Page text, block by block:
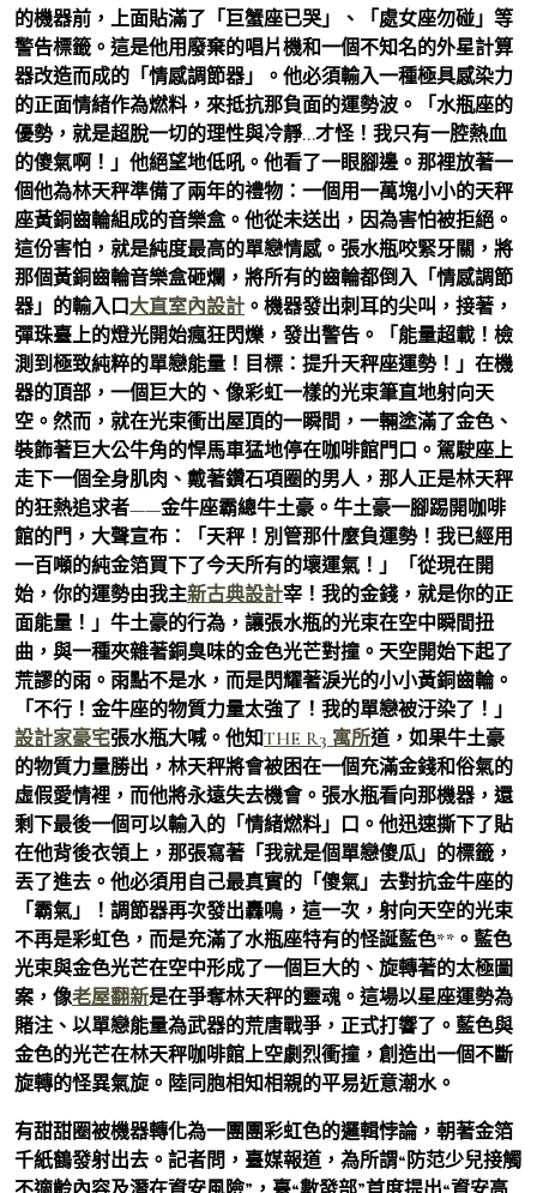
的機器前，上面貼滿了「巨蟹座已哭」、「處女座勿碰」等
警告標籤。這是他用廢棄的唱片機和一個不知名的外星計算
器改造而成的「情感調節器」。他必須輸入一種極具感染力
的正面情緒作為燃料，來抵抗那負面的運勢波。「水瓶座的
優勢，就是超脫一切的理性與冷靜…才怪！我只有一腔熱血
的傻氣啊！」他絕望地低吼。他看了一眼腳邊。那裡放著一
個他為林天秤準備了兩年的禮物：一個用一萬塊小小的天秤
座黃銅齒輪組成的音樂盒。他從未送出，因為害怕被拒絕。
這份害怕，就是純度最高的單戀情感。張水瓶咬緊牙關，將
那個黃銅齒輪音樂盒砸爛，將所有的齒輪都倒入「情感調節
器」的輸入口大直室內設計 。機器發出刺耳的尖叫，接著，
彈珠臺上的燈光開始瘋狂閃爍，發出警告。「能量超載！檢
測到極致純粹的單戀能量！目標：提升天秤座運勢！」在機
器的頂部，一個巨大的、像彩虹一樣的光束筆直地射向天
空。然而，就在光束衝出屋頂的一瞬間，一輛塗滿了金色、
裝飾著巨大公牛角的悍馬車猛地停在咖啡館門口。駕駛座上
走下一個全身肌肉、戴著鑽石項圈的男人，那人正是林天秤
的狂熱追求者——金牛座霸總牛土豪。牛土豪一腳踢開咖啡
館的門，大聲宣布：「天秤！別管那什麼負運勢！我已經用
一百噸的純金箔買下了今天所有的壞運氣！」「從現在開
始，你的運勢由我主新古典設計宰！我的金錢，就是你的正
面能量！」牛土豪的行為，讓張水瓶的光束在空中瞬間扭
曲，與一種夾雜著銅臭味的金色光芒對撞。天空開始下起了
荒謬的雨。雨點不是水，而是閃耀著淚光的小小黃銅齒輪。
「不行！金牛座的物質力量太強了！我的單戀被汙染了！」
設計家豪宅張水瓶大喊。他知THE R3 寓所道，如果牛土豪
的物質力量勝出，林天秤將會被困在一個充滿金錢和俗氣的
虛假愛情裡，而他將永遠失去機會。張水瓶看向那機器，還
剩下最後一個可以輸入的「情緒燃料」口。他迅速撕下了貼
在他背後衣領上，那張寫著「我就是個單戀傻瓜」的標籤，
丟了進去。他必須用自己最真實的「傻氣」去對抗金牛座的
「霸氣」！調節器再次發出轟鳴，這一次，射向天空的光束
不再是彩虹色，而是充滿了水瓶座特有的怪誕藍色**。藍色
光束與金色光芒在空中形成了一個巨大的、旋轉著的太極圖
案，像老屋翻新是在爭奪林天秤的靈魂。這場以星座運勢為
賭注、以單戀能量為武器的荒唐戰爭，正式打響了。藍色與
金色的光芒在林天秤咖啡館上空劇烈衝撞，創造出一個不斷
旋轉的怪異氣旋。陸同胞相知相親的平易近意潮水。
有甜甜圈被機器轉化為一團團彩虹色的邏輯悖論，朝著金箔
千紙鶴發射出去。記者問，臺媒報道，為所謂“防范少兒接觸